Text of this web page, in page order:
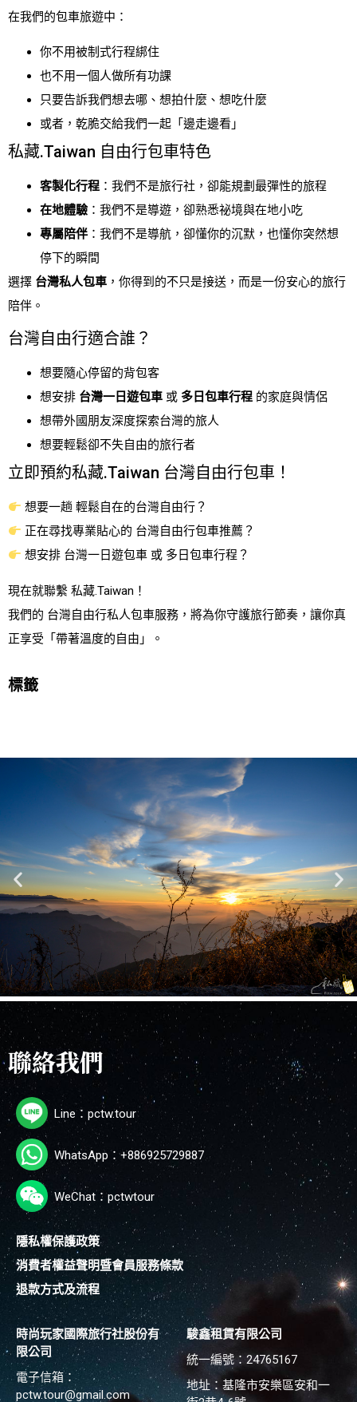
在我們的包車旅遊中：
你不用被制式行程綁住
也不用一個人做所有功課
只要告訴我們想去哪、想拍什麼、想吃什麼
或者，乾脆交給我們一起「邊走邊看」
私藏.Taiwan 自由行包車特色
客製化行程 ：我們不是旅行社，卻能規劃最彈性的旅程
在地體驗 ：我們不是導遊，卻熟悉祕境與在地小吃
專屬陪伴 ：我們不是導航，卻懂你的沉默，也懂你突然想
停下的瞬間
選擇 台灣私人包車 ，你得到的不只是接送，而是一份安心的旅行
陪伴。
台灣自由行適合誰？
想要隨心停留的背包客
想安排 台灣一日遊包車 或 多日包車行程 的家庭與情侶
想帶外國朋友深度探索台灣的旅人
想要輕鬆卻不失自由的旅行者
立即預約私藏.Taiwan 台灣自由行包車！
想要一趟 輕鬆自在的台灣自由行？
正在尋找專業貼心的 台灣自由行包車推薦？
想安排 台灣一日遊包車 或 多日包車行程？
現在就聯繫 私藏.Taiwan！
我們的 台灣自由行私人包車服務，將為你守護旅行節奏，讓你真
正享受「帶著溫度的自由」。
標籤
聯絡我們
Line：pctw.tour
WhatsApp：+886925729887
WeChat：pctwtour
隱私權保護政策
消費者權益聲明暨會員服務條款
退款方式及流程
時尚玩家國際旅行社股份有
限公司
電子信箱：
pctw.tour@gmail.com
駿鑫租賃有限公司
統一編號：24765167
地址：基隆市安樂區安和一